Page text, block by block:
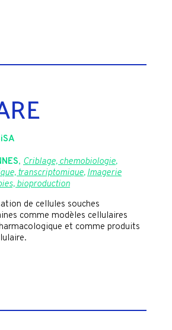
, Criblage, chemobiologie,
transcriptomique, Imagerie
bioproduction
de cellules souches
comme modèles cellulaires
et comme produits